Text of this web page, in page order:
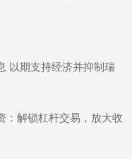
以期支持经济并抑制瑞
：解锁杠杆交易，放大收